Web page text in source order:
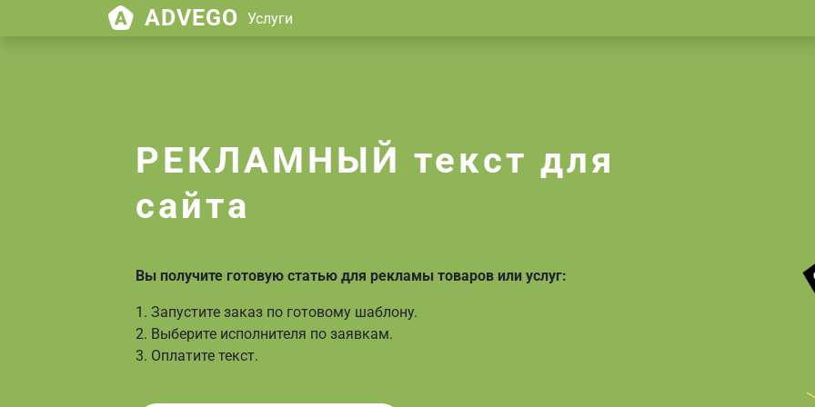
ADVEGO Услуги
РЕКЛАМНЫЙ текст для
сайта
Вы получите готовую статью для рекламы товаров или услуг:
1. Запустите заказ по готовому шаблону.
2. Выберите исполнителя по заявкам.
3. Оплатите текст.